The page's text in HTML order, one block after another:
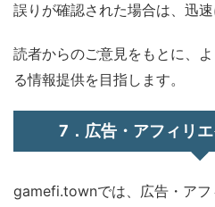
誤りが確認された場合は、迅速
読者からのご意見をもとに、
る情報提供を目指します。
7．広告・アフィリ
gamefi.townでは、広告・アフ